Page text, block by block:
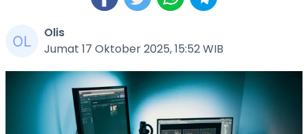
Olis
Jumat 17 Oktober 2025, 15:52 WIB